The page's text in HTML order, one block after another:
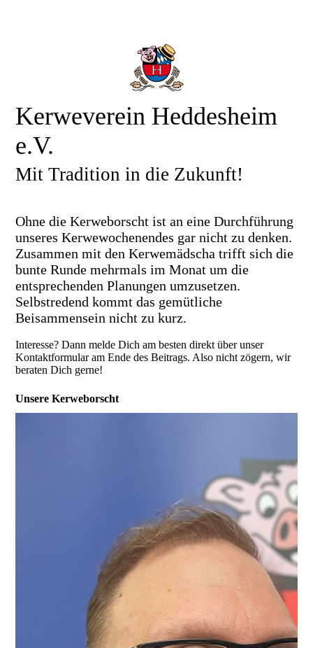
Kerweverein Heddesheim
e.V.
Mit Tradition in die Zukunft!
Ohne die Kerweborscht ist an eine Durchführung
unseres Kerwewochenendes gar nicht zu denken.
Zusammen mit den Kerwemädscha trifft sich die
bunte Runde mehrmals im Monat um die
entsprechenden Planungen umzusetzen.
Selbstredend kommt das gemütliche
Beisammensein nicht zu kurz.
Interesse? Dann melde Dich am besten direkt über unser
Kontaktformular am Ende des Beitrags. Also nicht zögern, wir
beraten Dich gerne!
Unsere Kerweborscht